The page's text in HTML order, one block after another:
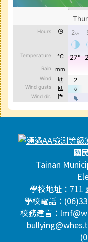
頁尾區域內容
國
Tainan
學校地址：711
學校電話：
校務建言：